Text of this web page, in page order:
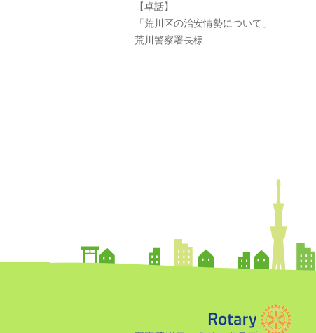
【卓話】
「荒川区の治安情勢について」
荒川警察署長様